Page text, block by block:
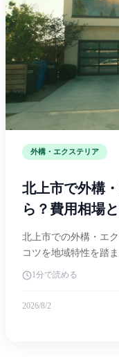
外構・エクステリア
北上市で外構
ら？費用相場
北上市での外構・エ
コツを地域特性を踏
1分で読める
2026/8/2